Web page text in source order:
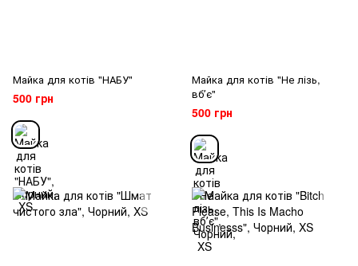
Майка для котів "НАБУ"
500 грн
Майка для котів "Не лізь,
вбʼє"
500 грн